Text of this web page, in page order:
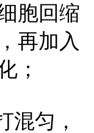
胞回缩
再加入
；
混匀，